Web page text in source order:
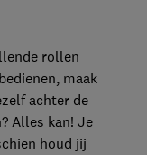
rollen
maak
achter de
Alles kan! Je
houd jij